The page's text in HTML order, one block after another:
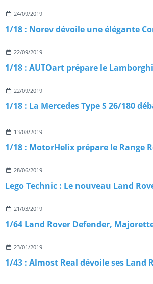
24/09/2019
22/09/2019
1/18 : AUTOart prépare le
22/09/2019
1/18 : La Mercedes Type S 26/180
13/08/2019
1/18 : MotorHelix prépare le Range
28/06/2019
21/03/2019
1/64 Land Rover Defender,
23/01/2019